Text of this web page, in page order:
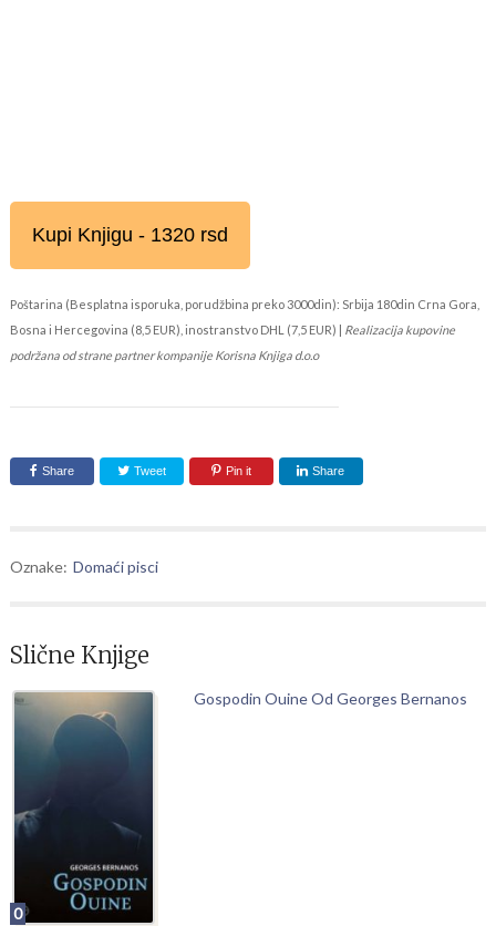
Kupi Knjigu - 1320 rsd
Poštarina (Besplatna isporuka, porudžbina preko 3000din): Srbija 180din Crna Gora,
Bosna i Hercegovina (8,5 EUR), inostranstvo DHL (7,5 EUR) | Realizacija kupovine
podržana od strane partner kompanije Korisna Knjiga d.o.o
Share Tweet Pin it Share
Oznake: Domaći pisci
Slične Knjige
0
Gospodin Ouine Od Georges Bernanos